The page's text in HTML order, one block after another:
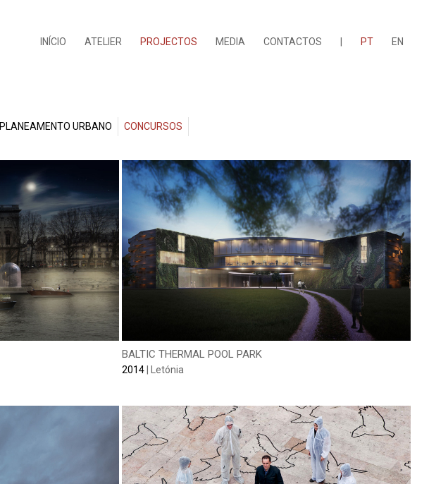
INÍCIO ATELIER PROJECTOS MEDIA CONTACTOS PT EN
PLANEAMENTO URBANO CONCURSOS
BALTIC THERMAL POOL PARK
2014| Letónia